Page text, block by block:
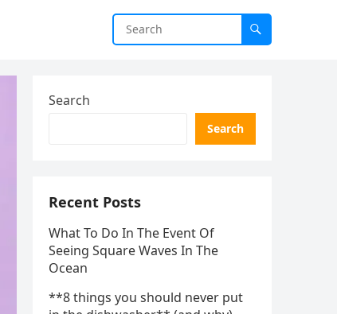
Search
Search
Recent Posts
What To Do In The Event Of
Seeing Square Waves In The
Ocean
**8 things you should never put